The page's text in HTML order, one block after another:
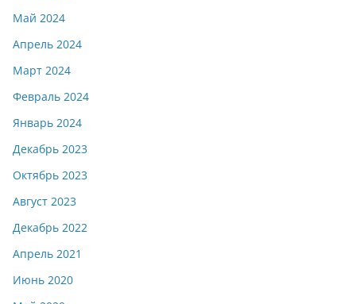
Май 2024
Апрель 2024
Март 2024
Февраль 2024
Январь 2024
Декабрь 2023
Октябрь 2023
Август 2023
Декабрь 2022
Апрель 2021
Июнь 2020